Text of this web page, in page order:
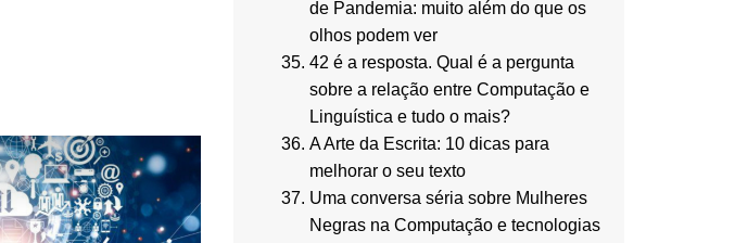
de Pandemia: muito além do que os
olhos podem ver
42 é a resposta. Qual é a pergunta
sobre a relação entre Computação e
Linguística e tudo o mais?
A Arte da Escrita: 10 dicas para
melhorar o seu texto
Uma conversa séria sobre Mulheres
Negras na Computação e tecnologias